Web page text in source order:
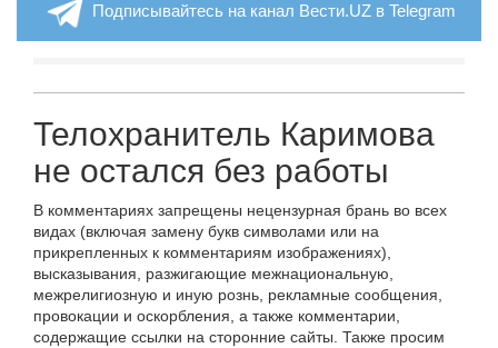
Подписывайтесь на канал Вести.UZ в Telegram
Телохранитель Каримова
не остался без работы
В комментариях запрещены нецензурная брань во всех
видах (включая замену букв символами или на
прикрепленных к комментариям изображениях),
высказывания, разжигающие межнациональную,
межрелигиозную и иную рознь, рекламные сообщения,
провокации и оскорбления, а также комментарии,
содержащие ссылки на сторонние сайты. Также просим